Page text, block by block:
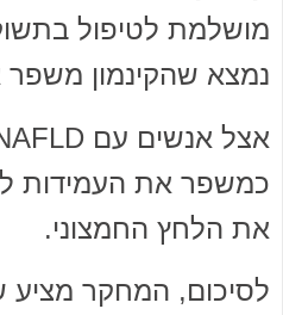
מושלמת לטיפול
נמצא שהקינמון משפר
כמשפר את העמידות
את הלחץ החמצוני.